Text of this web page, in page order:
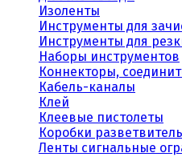
Изоленты
Инструменты для
Инструменты для
Наборы инструментов
Коннекторы,
Кабель-каналы
Клей
Клеевые пистолеты
Коробки
Ленты сигнальные